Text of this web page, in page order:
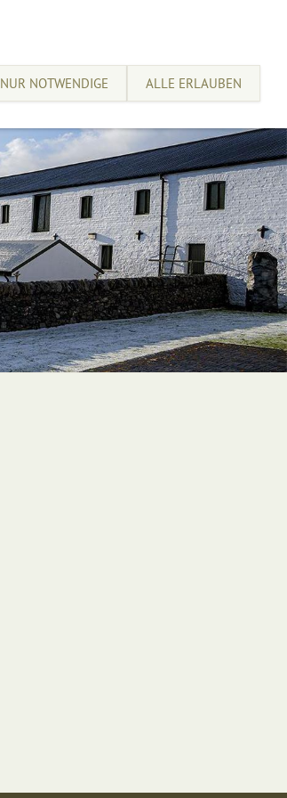
NUR NOTWENDIGE ALLE ERLAUBEN